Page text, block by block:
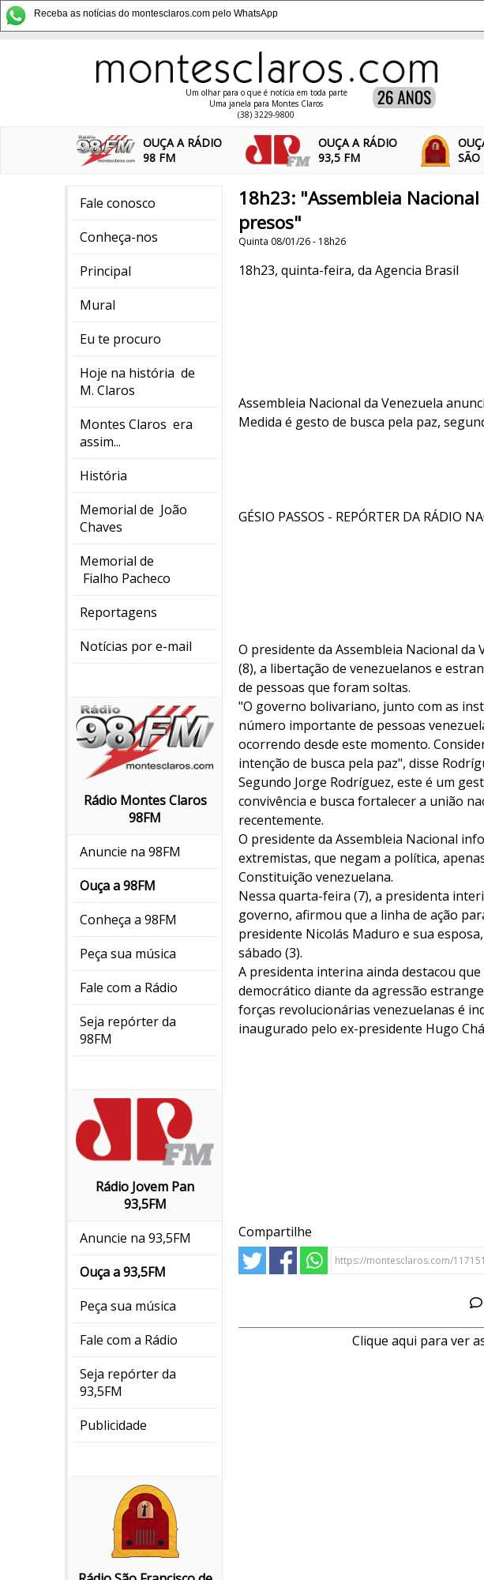
Receba as notícias do montesclaros.com pelo WhatsApp
Um olhar para o que é notícia em toda parte
Uma janela para Montes Claros
(38) 3229-9800
OUÇA A RÁDIO
98 FM
OUÇA A RÁDIO
93,5 FM
SÃO
Fale conosco
Conheça-nos
Principal
Mural
Eu te procuro
Hoje na história de
M. Claros
Montes Claros era
assim...
História
Memorial de João
Chaves
Memorial de
Fialho Pacheco
Reportagens
Notícias por e-mail
Rádio Montes Claros
98FM
Anuncie na 98FM
Ouça a 98FM
Conheça a 98FM
Peça sua música
Fale com a Rádio
Seja repórter da
98FM
Rádio Jovem Pan
93,5FM
Anuncie na 93,5FM
Ouça a 93,5FM
Peça sua música
Fale com a Rádio
Seja repórter da
93,5FM
Publicidade
18h23: "Assembleia
presos"
Quinta 08/01/26 - 18h26
18h23, quinta-feira, da Agencia Brasil
Assembleia Nacional da Venezuela
Medida é gesto de busca pela paz,
GÉSIO PASSOS - REPÓRTER DA RÁDIO
O presidente da Assembleia Nacional
(8), a libertação de venezuelanos e
de pessoas que foram soltas.
"O governo bolivariano, junto com as
número importante de pessoas
ocorrendo desde este momento.
intenção de busca pela paz", disse
Segundo Jorge Rodríguez, este é um
convivência e busca fortalecer a união
recentemente.
O presidente da Assembleia Nacional
extremistas, que negam a política,
Constituição venezuelana.
Nessa quarta-feira (7), a presidenta
governo, afirmou que a linha de ação
presidente Nicolás Maduro e sua
sábado (3).
A presidenta interina ainda destacou
democrático diante da agressão
forças revolucionárias venezuelanas é
inaugurado pelo ex-presidente Hugo
Compartilhe
Clique aqui para ver